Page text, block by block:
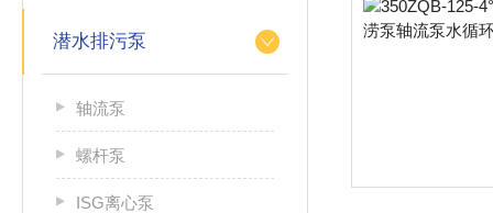
潜水排污泵
轴流泵
螺杆泵
ISG离心泵